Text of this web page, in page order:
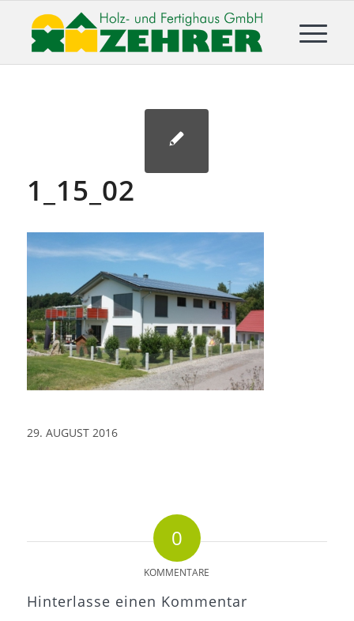
1_15_02
29. AUGUST 2016
0
KOMMENTARE
Hinterlasse einen Kommentar